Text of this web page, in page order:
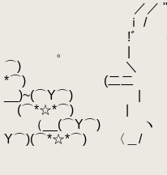
／／ "'⌒（
ｉ / ⌒ ⌒ ヽ ）
!ﾞ (= ）｀
。 | （__人_） |
⌒) ＼ ｀
*⌒) (二
__)~(⌒Y⌒)
(⌒*☆*⌒) | /
（__(⌒Y⌒) ヽ ヽ
Y⌒)(⌒*☆*⌒) 〈＿/